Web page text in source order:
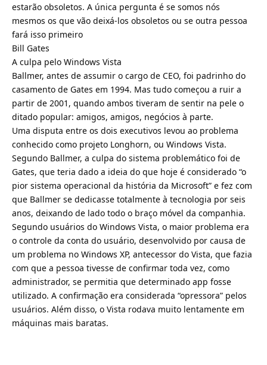
estarão obsoletos. A única pergunta é se somos nós
mesmos os que vão deixá-los obsoletos ou se outra pessoa
fará isso primeiro
Bill Gates
A culpa pelo Windows Vista
Ballmer, antes de assumir o cargo de CEO, foi padrinho do
casamento de Gates em 1994. Mas tudo começou a ruir a
partir de 2001, quando ambos tiveram de sentir na pele o
ditado popular: amigos, amigos, negócios à parte.
Uma disputa entre os dois executivos levou ao problema
conhecido como projeto Longhorn, ou Windows Vista.
Segundo Ballmer, a culpa do sistema problemático foi de
Gates, que teria dado a ideia do que hoje é considerado “o
pior sistema operacional da história da Microsoft” e fez com
que Ballmer se dedicasse totalmente à tecnologia por seis
anos, deixando de lado todo o braço móvel da companhia.
Segundo usuários do Windows Vista, o maior problema era
o controle da conta do usuário, desenvolvido por causa de
um problema no Windows XP, antecessor do Vista, que fazia
com que a pessoa tivesse de confirmar toda vez, como
administrador, se permitia que determinado app fosse
utilizado. A confirmação era considerada “opressora” pelos
usuários. Além disso, o Vista rodava muito lentamente em
máquinas mais baratas.